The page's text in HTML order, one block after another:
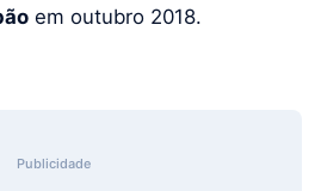
em outubro 2018.
Publicidade